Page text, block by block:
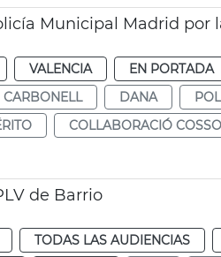
Municipal Madrid por
VALENCIA EN PORTADA
CARBONELL DANA
COLLABORACIÓ
de Barrio
TODAS LAS AUDIENCIAS